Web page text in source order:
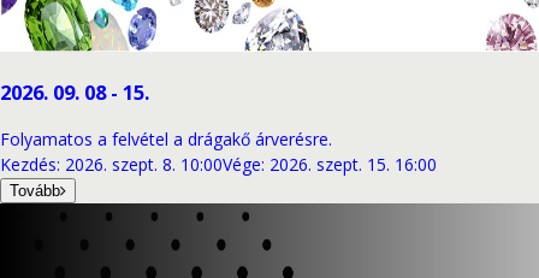
2026. 09. 08 - 15.
Folyamatos a felvétel a drágakő árverésre.
Kezdés: 2026. szept. 8. 10:00Vége: 2026. szept. 15. 16:00
Tovább